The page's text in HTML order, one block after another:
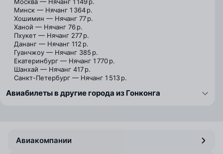
Минск — Нячанг 1 364 р.
Хошимин — Нячанг 77 р.
Ханой — Нячанг 76 р.
Пхукет — Нячанг 277 р.
Дананг — Нячанг 112 р.
Гуанчжоу — Нячанг 385 р.
Екатеринбург — Нячанг 1 770 р.
Шанхай — Нячанг 417 р.
Санкт-Петербург — Нячанг 1 513 р.
Авиабилеты в другие города из Гонконга
Авиакомпании